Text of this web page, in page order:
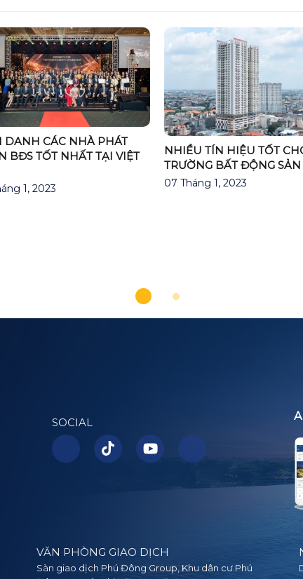
“Ra khơi – Bứt phá” – Chuyến
Kinh doanh & Tiếp thị – Phú
Thông báo về kế
căn hộ thuộc Khu
SOCIAL
VĂN PHÒNG GIAO DỊCH
Sàn giao dịch Phú Đông Group, Khu dân cư Phú